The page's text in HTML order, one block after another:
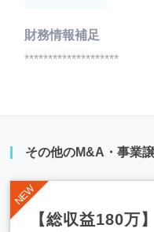
財務情報補足
********************
その他のM&A・事業
【総収益180万